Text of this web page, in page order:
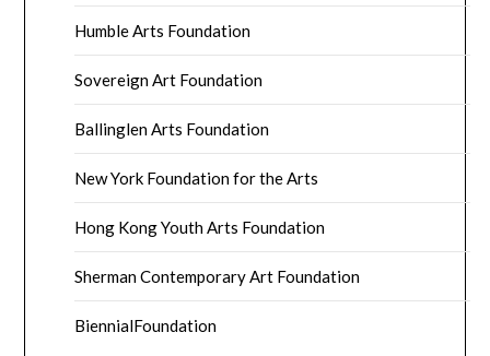
Humble Arts Foundation
Sovereign Art Foundation
Ballinglen Arts Foundation
New York Foundation for the Arts
Hong Kong Youth Arts Foundation
Sherman Contemporary Art Foundation
BiennialFoundation